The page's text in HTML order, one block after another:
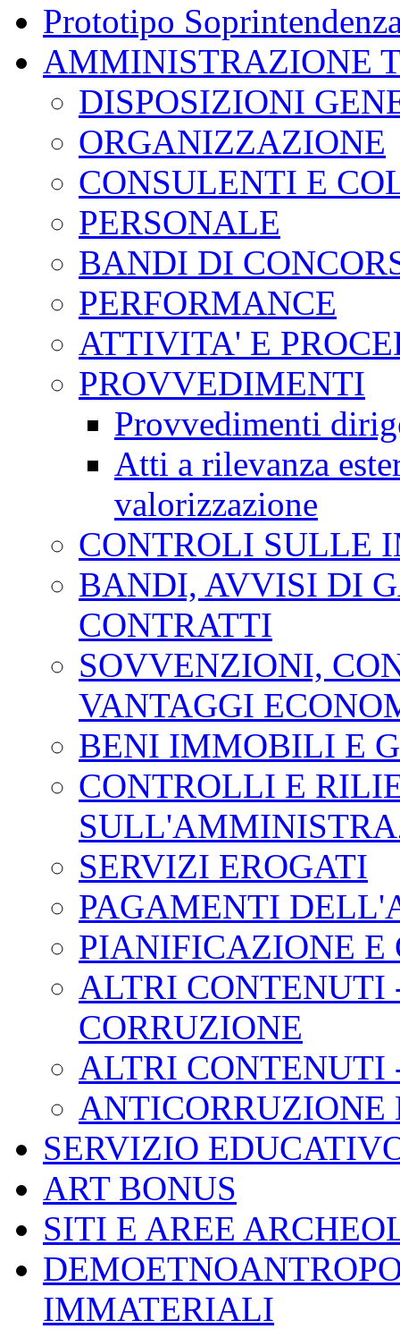
Prototipo
AMMINISTRAZIONE
DISPOSIZIONI
ORGANIZZAZIONE
CONSULENTI E
PERSONALE
BANDI DI
PERFORMANCE
ATTIVITA' E
PROVVEDIMENTI
Provvedimenti
Atti a rilevanza
valorizzazione
CONTROLI SULLE
BANDI, AVVISI DI
CONTRATTI
SOVVENZIONI,
VANTAGGI
BENI IMMOBILI E
CONTROLLI E
SERVIZI EROGATI
PAGAMENTI
PIANIFICAZIONE E
ALTRI CONTENUTI
CORRUZIONE
ALTRI CONTENUTI
ANTICORRUZIONE
SERVIZIO
ART BONUS
SITI E AREE
IMMATERIALI